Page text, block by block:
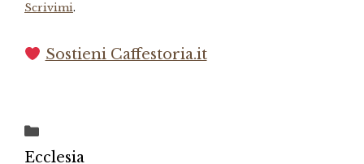
Scrivimi.
Sostieni Caffestoria.it
Ecclesia